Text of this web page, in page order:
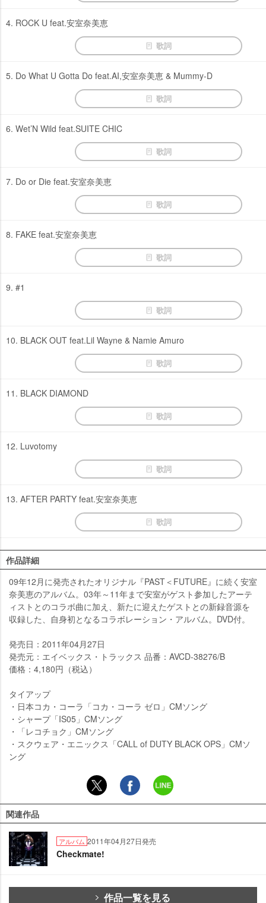
4. ROCK U feat.安室奈美恵
歌詞
5. Do What U Gotta Do feat.AI,安室奈美恵 & Mummy-D
歌詞
6. Wet’N Wild feat.SUITE CHIC
歌詞
7. Do or Die feat.安室奈美恵
歌詞
8. FAKE feat.安室奈美恵
歌詞
9. #1
歌詞
10. BLACK OUT feat.Lil Wayne & Namie Amuro
歌詞
11. BLACK DIAMOND
歌詞
12. Luvotomy
歌詞
13. AFTER PARTY feat.安室奈美恵
歌詞
作品詳細
09年12月に発売されたオリジナル『PAST＜FUTURE』に続く安室
奈美恵のアルバム。03年～11年まで安室がゲスト参加したアーテ
ィストとのコラボ曲に加え、新たに迎えたゲストとの新録音源を
収録した、自身初となるコラボレーション・アルバム。DVD付。
発売日：2011年04月27日
発売元：エイベックス・トラックス 品番：AVCD-38276/B
価格：4,180円（税込）
タイアップ
・日本コカ・コーラ「コカ・コーラ ゼロ」CMソング
・シャープ「IS05」CMソング
・「レコチョク」CMソング
・スクウェア・エニックス「CALL of DUTY BLACK OPS」CMソ
ング
関連作品
アルバム 2011年04月27日発売
Checkmate!
作品一覧を見る